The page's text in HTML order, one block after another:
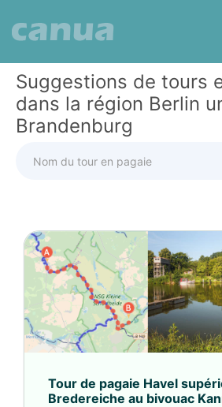
Suggestions de tours
dans la région Berlin
Brandenburg
Tour de pagaie Havel
Bredereiche au bivouac